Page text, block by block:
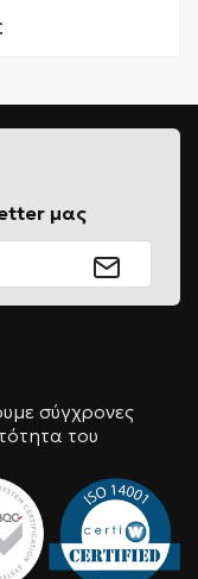
μας
σύγχρονες
του